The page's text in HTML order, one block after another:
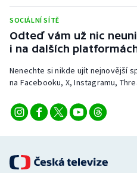
Sportovní střelba
Stolní tenis
Veslování
Vodní slalom
SOCIÁLNÍ SÍTĚ
Odteď vám už nic
i na dalších
Nenechte si nikde ujít nejnovější
na Facebooku, X, Instagramu,